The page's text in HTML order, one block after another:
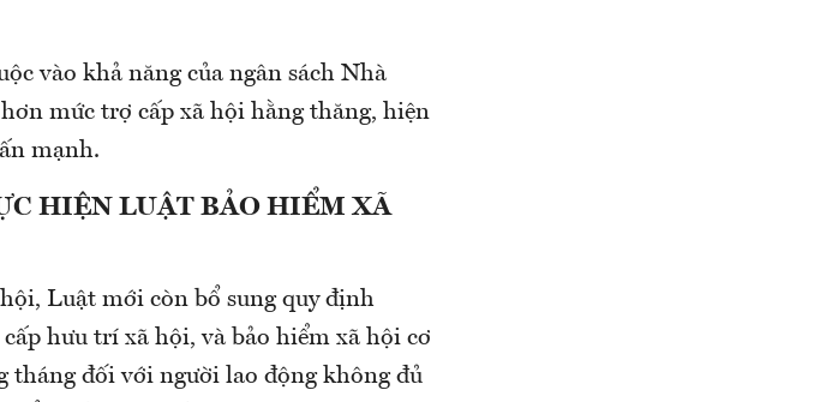
vào khả năng của ngân sách Nhà
mức trợ cấp xã hội hằng thăng, hiện
mạnh.
HIỆN LUẬT BẢO HIỂM XÃ
Luật mới còn bổ sung quy định
hưu trí xã hội, và bảo hiểm xã hội cơ
tháng đối với người lao động không đủ